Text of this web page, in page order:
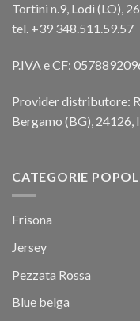
Tortini n.9, Lodi (LO),
tel. +39 348.511.59.57
P.IVA e CF:
Provider distributore:
Bergamo (BG), 24126,
CATEGORIE
Frisona
Jersey
Pezzata Rossa
Blue belga